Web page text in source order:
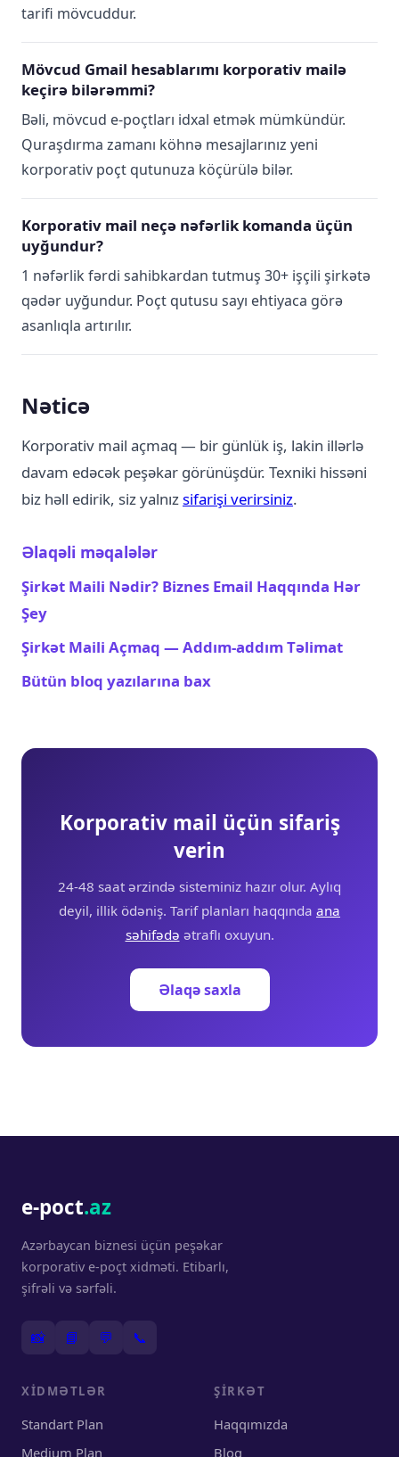
tarifi mövcuddur.
Mövcud Gmail hesablarımı korporativ mailə
keçirə bilərəmmi?
Bəli, mövcud e-poçtları idxal etmək mümkündür.
Quraşdırma zamanı köhnə mesajlarınız yeni
korporativ poçt qutunuza köçürülə bilər.
Korporativ mail neçə nəfərlik komanda üçün
uyğundur?
1 nəfərlik fərdi sahibkardan tutmuş 30+ işçili şirkətə
qədər uyğundur. Poçt qutusu sayı ehtiyaca görə
asanlıqla artırılır.
Nəticə
Korporativ mail açmaq — bir günlük iş, lakin illərlə
davam edəcək peşəkar görünüşdür. Texniki hissəni
biz həll edirik, siz yalnızsifarişi verirsiniz.
Əlaqəli məqalələr
Şirkət Maili Nədir? Biznes Email Haqqında Hər
Şey
Şirkət Maili Açmaq — Addım-addım Təlimat
Bütün bloq yazılarına bax
Korporativ mail üçün sifariş
verin
24-48 saat ərzində sisteminiz hazır olur. Aylıq
deyil, illik ödəniş. Tarif planları haqqında ana
səhifədə ətraflı oxuyun.
Əlaqə saxla
e-poct.az
Azərbaycan biznesi üçün peşəkar
korporativ e-poçt xidməti. Etibarlı,
şifrəli və sərfəli.
📸 📘 💬 📞
XIDMƏTLƏR
Standart Plan
Medium Plan
ŞIRKƏT
Haqqımızda
Blog